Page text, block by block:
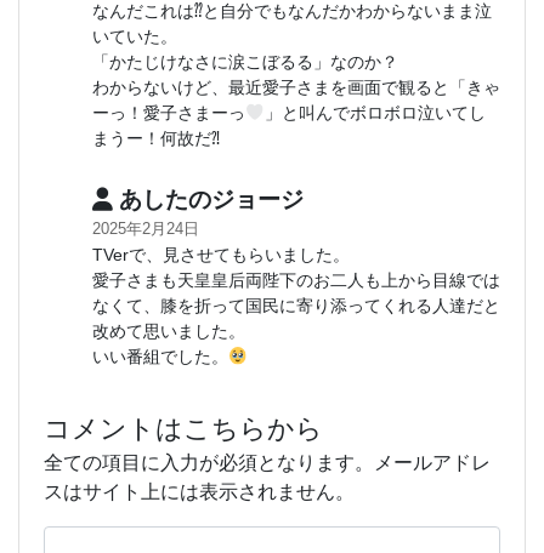
なんだこれは⁇と自分でもなんだかわからないまま泣
いていた。
「かたじけなさに涙こぼるる」なのか？
わからないけど、最近愛子さまを画面で観ると「きゃ
ーっ！愛子さまーっ
」と叫んでボロボロ泣いてし
まうー！何故だ⁈
あしたのジョージ
2025年2月24日
TVerで、見させてもらいました。
愛子さまも天皇皇后両陛下のお二人も上から目線では
なくて、膝を折って国民に寄り添ってくれる人達だと
改めて思いました。
いい番組でした。
コメントはこちらから
全ての項目に入力が必須となります。メールアドレ
スはサイト上には表示されません。